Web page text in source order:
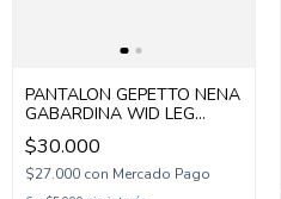
PANTALON GEPETTO NENA
GABARDINA WID LEG
(GT265103)
$30.000
$27.000 con Mercado Pago